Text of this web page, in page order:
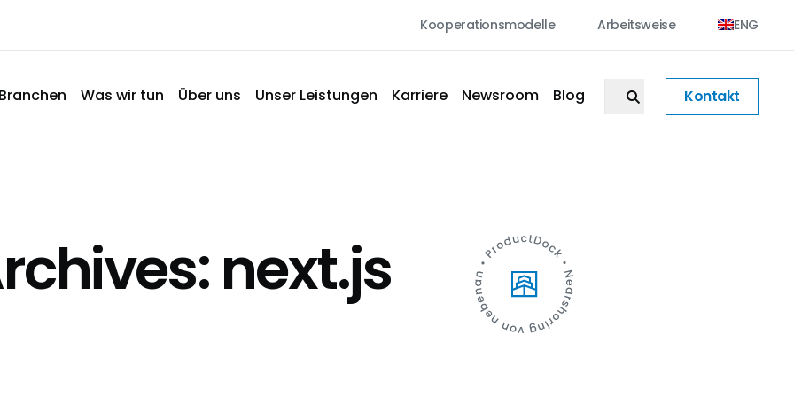
Kooperationsmodelle Arbeitsweise ENG
Branchen Was wir tun Über uns Unser Leistungen Karriere Newsroom Blog Kontakt
next.js